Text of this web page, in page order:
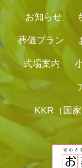
お知らせ
葬儀プラン
式場案内
KKR（国